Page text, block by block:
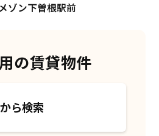
ゾン下曽根駅前
の賃貸物件
ら検索